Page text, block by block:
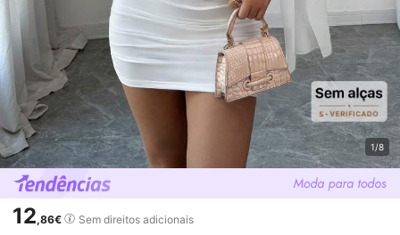
1/8
12,86€ Sem direitos adicionais